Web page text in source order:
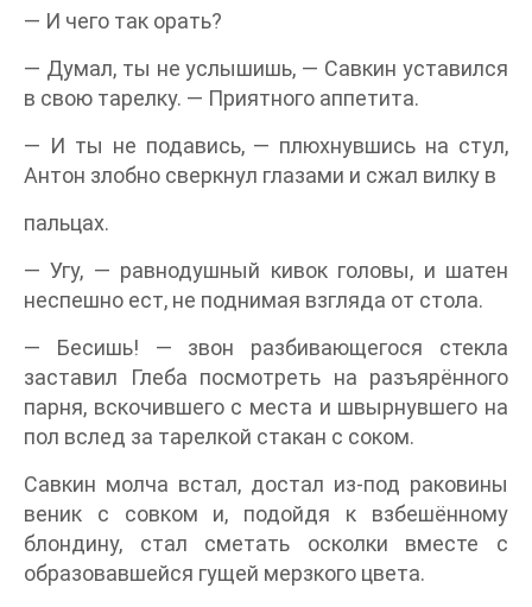
— И чего так орать?
— Думал, ты не услышишь, — Савкин уставился
в свою тарелку. — Приятного аппетита.
— И ты не подавись, — плюхнувшись на стул,
Антон злобно сверкнул глазами и сжал вилку в
пальцах.
— Угу, — равнодушный кивок головы, и шатен
неспешно ест, не поднимая взгляда от стола.
— Бесишь! — звон разбивающегося стекла
заставил Глеба посмотреть на разъярённого
парня, вскочившего с места и швырнувшего на
пол вслед за тарелкой стакан с соком.
Савкин молча встал, достал из-под раковины
веник с совком и, подойдя к взбешённому
блондину, стал сметать осколки вместе с
образовавшейся гущей мерзкого цвета.